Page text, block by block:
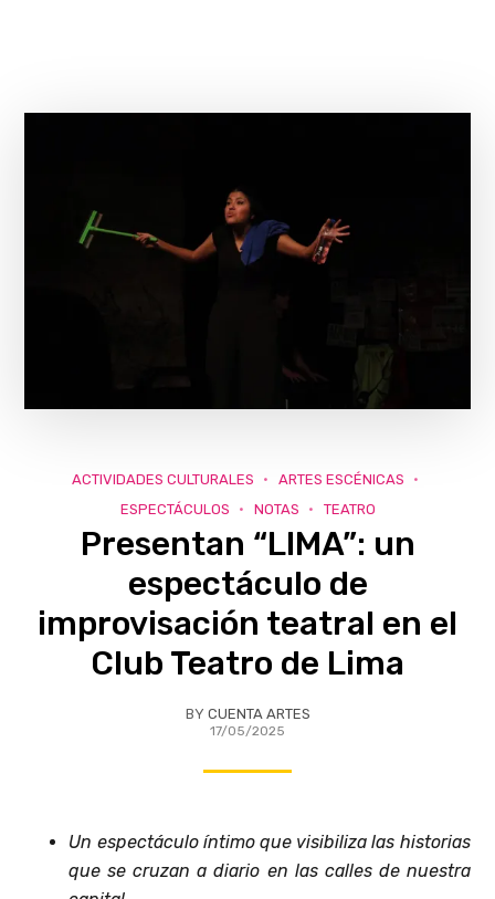
ACTIVIDADES CULTURALES
ARTES ESCÉNICAS
ESPECTÁCULOS
NOTAS TEATRO
Presentan “LIMA”: un
espectáculo de
improvisación teatral en el
Club Teatro de Lima
BY CUENTA ARTES
17/05/2025
Un espectáculo íntimo que visibiliza las historias
que se cruzan a diario en las calles de nuestra